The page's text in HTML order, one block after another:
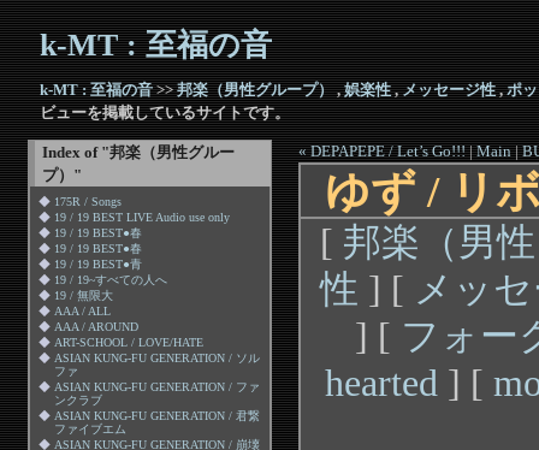
k-MT : 至福の音
k-MT : 至福の音>>邦楽（男性グループ）,娯楽性,メッセージ性,ポ
ビューを掲載しているサイトです。
Index of "邦楽（男性グルー
プ）"
◆ 175R / Songs
◆ 19 / 19 BEST LIVE Audio use only
◆ 19 / 19 BEST●春
◆ 19 / 19 BEST●春
◆ 19 / 19 BEST●青
◆ 19 / 19~すべての人へ
◆ 19 / 無限大
◆ AAA / ALL
◆ AAA / AROUND
◆ ART-SCHOOL / LOVE/HATE
◆ ASIAN KUNG-FU GENERATION / ソル
ファ
◆ ASIAN KUNG-FU GENERATION / ファ
ンクラブ
◆ ASIAN KUNG-FU GENERATION / 君繋
ファイブエム
◆ ASIAN KUNG-FU GENERATION / 崩壊
« DEPAPEPE / Let’s Go!!!|Main|
ゆず / リ
[ 邦楽（男
性 ] [ メッ
] [ フォー
hearted ] [